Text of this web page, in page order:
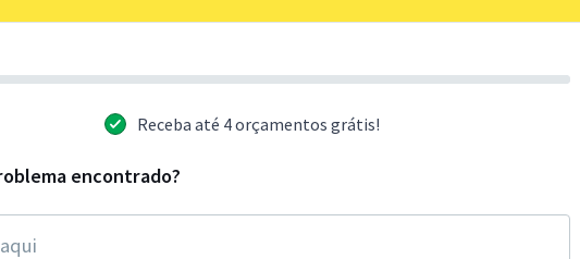
Receba até 4 orçamentos grátis!
encontrado?